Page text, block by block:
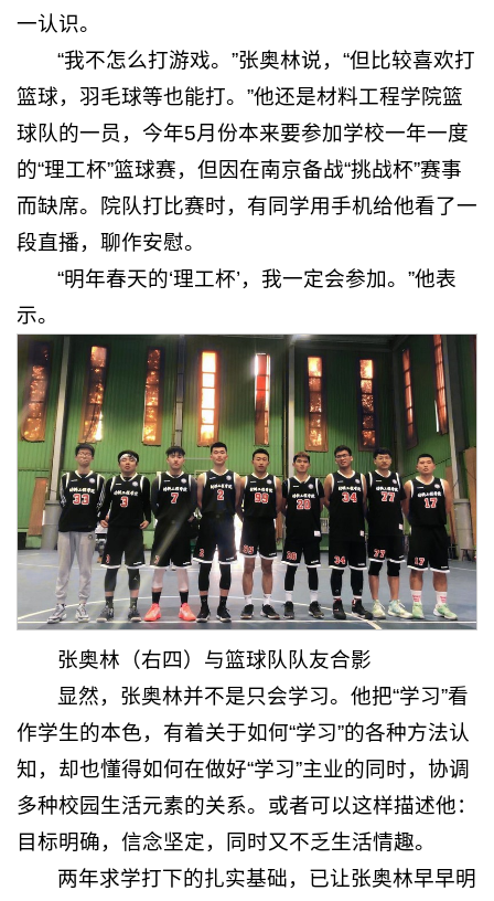
一认识。
“我不怎么打游戏。”张奥林说，“但比较喜欢打
篮球，羽毛球等也能打。”他还是材料工程学院篮
球队的一员，今年5月份本来要参加学校一年一度
的“理工杯”篮球赛，但因在南京备战“挑战杯”赛事
而缺席。院队打比赛时，有同学用手机给他看了一
段直播，聊作安慰。
“明年春天的‘理工杯’，我一定会参加。”他表
示。
张奥林（右四）与篮球队队友合影
显然，张奥林并不是只会学习。他把“学习”看
作学生的本色，有着关于如何“学习”的各种方法认
知，却也懂得如何在做好“学习”主业的同时，协调
多种校园生活元素的关系。或者可以这样描述他：
目标明确，信念坚定，同时又不乏生活情趣。
两年求学打下的扎实基础，已让张奥林早早明